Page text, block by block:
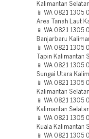
Kalimantan Selatan
📱 WA 0821 1305
Area Tanah Laut
📱 WA 0821 1305
Banjarbaru
📱 WA 0821 1305
Tapin Kalimantan
📱 WA 0821 1305
Sungai Utara
📱 WA 0821 1305
Kalimantan Selatan
📱 WA 0821 1305
Kalimantan Selatan
📱 WA 0821
Kuala Kalimantan
📱 WA 0821 1305